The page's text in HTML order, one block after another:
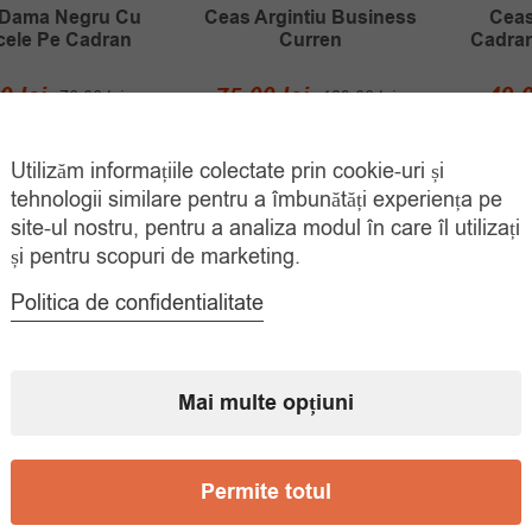
Negru Cu
Pe Cadran
70.00lei
Prețul
a
fost:
70.00 lei.
leiPrețul
este:
55.00 lei.
Ceas Argintiu Business
Curren
139.00lei
Prețul
a
fost:
139.00 lei.
75.00leiPrețul
este:
75.00 lei.
Utilizăm informațiile colectate prin cookie-uri și
tehnologii similare pentru a îmbunătăți experiența pe
site-ul nostru, pentru a analiza modul în care îl utilizați
și pentru scopuri de marketing.
Politica de confidentialitate
Mai multe opțiuni
Permite totul